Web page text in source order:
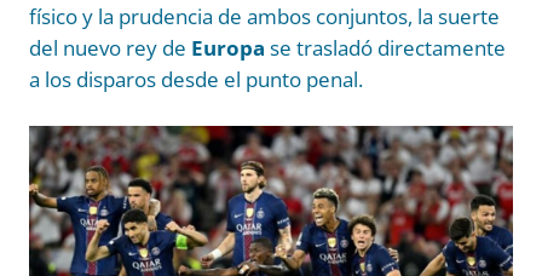
físico y la prudencia de ambos conjuntos, la suerte
del nuevo rey de Europa se trasladó directamente
a los disparos desde el punto penal.